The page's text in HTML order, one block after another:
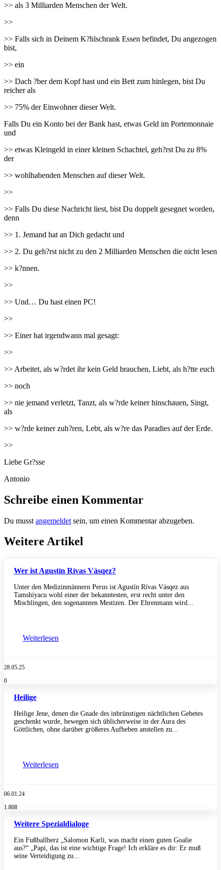
>> als 3 Milliarden Menschen der Welt.
>>
>> Falls sich in Deinem K?hlschrank Essen befindet, Du angezogen
bist,
>> ein
>> Dach ?ber dem Kopf hast und ein Bett zum hinlegen, bist Du
reicher als
>> 75% der Einwohner dieser Welt.
Falls Du ein Konto bei der Bank hast, etwas Geld im Portemonnaie
und
>> etwas Kleingeld in einer kleinen Schachtel, geh?rst Du zu 8%
der
>> wohlhabenden Menschen auf dieser Welt.
>>
>> Falls Du diese Nachricht liest, bist Du doppelt gesegnet worden,
denn
>> 1. Jemand hat an Dich gedacht und
>> 2. Du geh?rst nicht zu den 2 Milliarden Menschen die nicht lesen
>> k?nnen.
>>
>> Und… Du hast einen PC!
>>
>> Einer hat irgendwann mal gesagt:
>>
>> Arbeitet, als w?rdet ihr kein Geld brauchen, Liebt, als h?tte euch
>> noch
>> nie jemand verletzt, Tanzt, als w?rde keiner hinschauen, Singt,
als
>> w?rde keiner zuh?ren, Lebt, als w?re das Paradies auf der Erde.
>>
Liebe Gr?sse
Antonio
Schreibe einen Kommentar
Du musst angemeldet sein, um einen Kommentar abzugeben.
Weitere Artikel
Wer ist Agustín Rívas Vásqez?
Unter den Medizinmännern Perus ist Agustín Rívas Vásqez aus
Tamshiyacu wohl einer der bekanntesten, erst recht unter den
Mischlingen, den sogenannten Mestizen. Der Ehrenmann wird...
Weiterlesen
28.05.25
0
Heilige
Heilige Jene, denen die Gnade des inbrünstigen nächtlichen Gebetes
geschenkt wurde, bewegen sich üblicherweise in der Aura des
Göttlichen, ohne darüber größeres Aufheben anstellen zu...
Weiterlesen
06.01.24
1.808
Weitere Spezialdialoge
Ein Fußballherz „Salomon Karli, was macht einen guten Goalie
aus?“ „Papi, das ist eine wichtige Frage! Ich erkläre es dir: Er muß
seine Verteidigung zu...